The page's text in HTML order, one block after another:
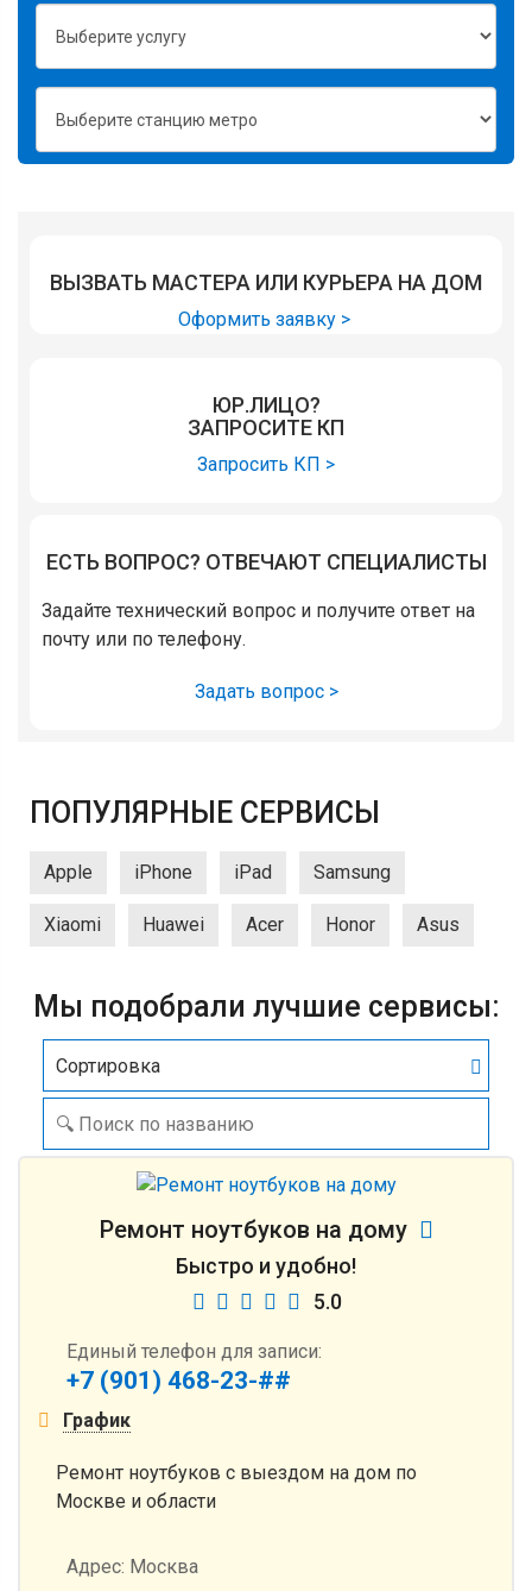
ВЫЗВАТЬ МАСТЕРА ИЛИ КУРЬЕРА НА ДОМ
Оформить заявку >
ЮР.ЛИЦО?
ЗАПРОСИТЕ КП
Запросить КП >
ЕСТЬ ВОПРОС? ОТВЕЧАЮТ СПЕЦИАЛИСТЫ
Задайте технический вопрос и получите ответ на
почту или по телефону.
Задать вопрос >
ПОПУЛЯРНЫЕ СЕРВИСЫ
Apple iPhone iPad Samsung
Xiaomi Huawei Acer Honor Asus
Мы подобрали лучшие сервисы:
Сортировка
Ремонт ноутбуков на дому
Быстро и удобно!
5.0
Единый телефон для записи:
+7 (901) 468-23-##
График
Ремонт ноутбуков с выездом на дом по
Москве и области
Адрес: Москва